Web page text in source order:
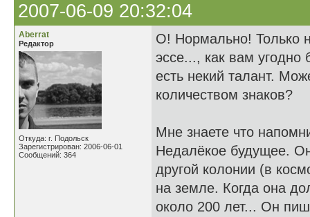
2007-06-09 20:32:04
Aberrat
Редактор
Откуда: г. Подольск
Зарегистрирован: 2006-06-01
Сообщений: 364
О! Нормально! Только
эссе..., как вам
есть некий талант.
количеством знаков?
Мне знаете что
Недалёкое будущее.
другой колонии (в
на земле. Когда она
около 200 лет... Он